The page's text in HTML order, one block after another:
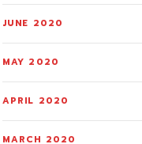
JUNE 2020
MAY 2020
APRIL 2020
MARCH 2020